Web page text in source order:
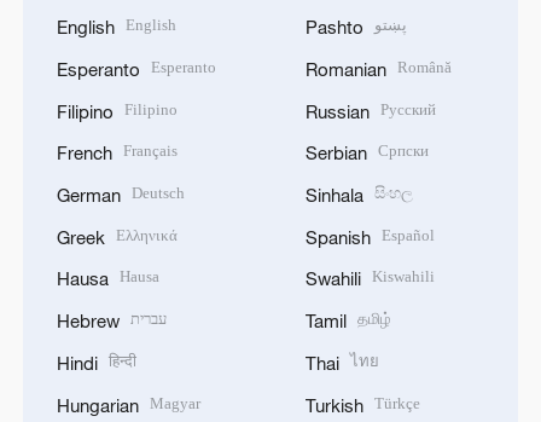
English English
Esperanto Esperanto
Filipino Filipino
French Français
German Deutsch
Greek Ελληνικά
Hausa Hausa
Hebrew עברית
Hindi हिन्दी
Hungarian Magyar
Pashto پښتو
Romanian Română
Russian Русский
Serbian Српски
Sinhala සිංහල
Spanish Español
Swahili Kiswahili
Tamil தமிழ்
Thai ไทย
Turkish Türkçe